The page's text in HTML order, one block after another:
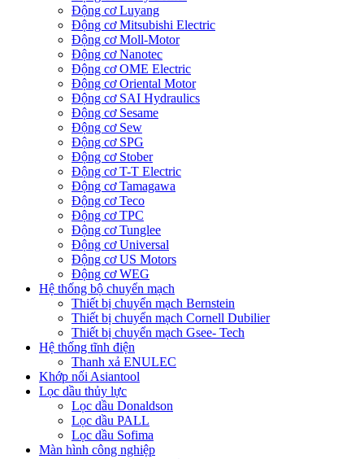
Động cơ Luyang
Động cơ Mitsubishi Electric
Động cơ Moll-Motor
Động cơ Nanotec
Động cơ OME Electric
Động cơ Oriental Motor
Động cơ SAI Hydraulics
Động cơ Sesame
Động cơ Sew
Động cơ SPG
Động cơ Stober
Động cơ T-T Electric
Động cơ Tamagawa
Động cơ Teco
Động cơ TPC
Động cơ Tunglee
Động cơ Universal
Động cơ US Motors
Động cơ WEG
Hệ thống bộ chuyển mạch
Thiết bị chuyển mạch Bernstein
Thiết bị chuyển mạch Cornell Dubilier
Thiết bị chuyển mạch Gsee- Tech
Hệ thống tĩnh điện
Thanh xả ENULEC
Khớp nối Asiantool
Lọc dầu thủy lực
Lọc dầu Donaldson
Lọc dầu PALL
Lọc dầu Sofima
Màn hình công nghiệp